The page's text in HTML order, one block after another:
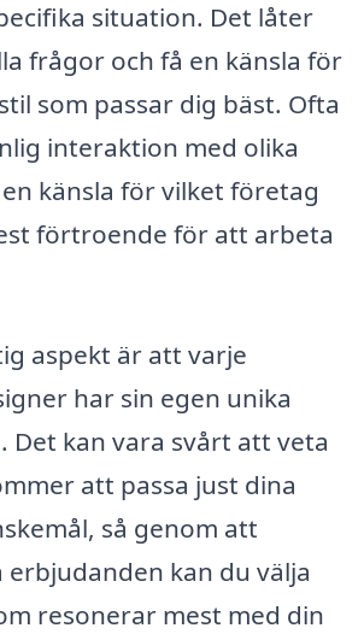
situation. Det låter
frågor och få en känsla för
som passar dig bäst. Ofta
interaktion med olika
känsla för vilket företag
förtroende för att arbeta
aspekt är att varje
har sin egen unika
Det kan vara svårt att veta
att passa just dina
så genom att
kan du välja
resonerar mest med din